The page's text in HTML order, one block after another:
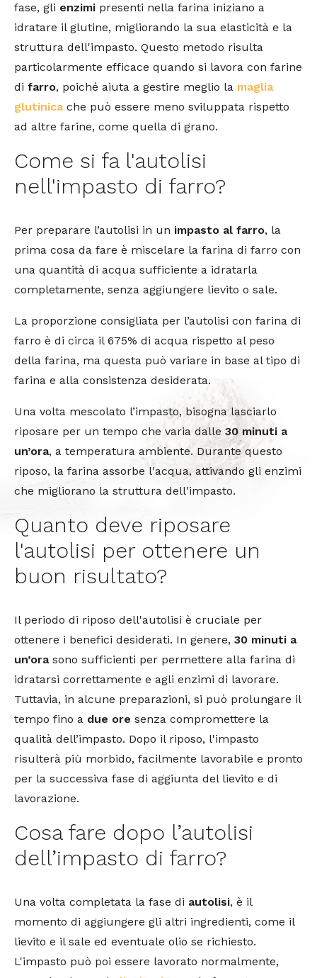
fase, gli enzimi presenti nella farina iniziano a
idratare il glutine, migliorando la sua elasticità e la
struttura dell'impasto. Questo metodo risulta
particolarmente efficace quando si lavora con farine
di farro, poiché aiuta a gestire meglio la maglia
glutinicache può essere meno sviluppata rispetto
ad altre farine, come quella di grano.
Come si fa l'autolisi
nell'impasto di farro?
Per preparare l’autolisi in un impasto al farro, la
prima cosa da fare è miscelare la farina di farro con
una quantità di acqua sufficiente a idratarla
completamente, senza aggiungere lievito o sale.
La proporzione consigliata per l’autolisi con farina di
farro è di circa il 675% di acqua rispetto al peso
della farina, ma questa può variare in base al tipo di
farina e alla consistenza desiderata.
Una volta mescolato l’impasto, bisogna lasciarlo
riposare per un tempo che varia dalle 30 minuti a
un’ora, a temperatura ambiente. Durante questo
riposo, la farina assorbe l'acqua, attivando gli enzimi
che migliorano la struttura dell'impasto.
Quanto deve riposare
l'autolisi per ottenere un
buon risultato?
Il periodo di riposo dell'autolisi è cruciale per
ottenere i benefici desiderati. In genere, 30 minuti a
un’orasono sufficienti per permettere alla farina di
idratarsi correttamente e agli enzimi di lavorare.
Tuttavia, in alcune preparazioni, si può prolungare il
tempo fino a due ore senza compromettere la
qualità dell’impasto. Dopo il riposo, l'impasto
risulterà più morbido, facilmente lavorabile e pronto
per la successiva fase di aggiunta del lievito e di
lavorazione.
Cosa fare dopo l’autolisi
dell’impasto di farro?
Una volta completata la fase di autolisi, è il
momento di aggiungere gli altri ingredienti, come il
lievito e il sale ed eventuale olio se richiesto.
L'impasto può poi essere lavorato normalmente,